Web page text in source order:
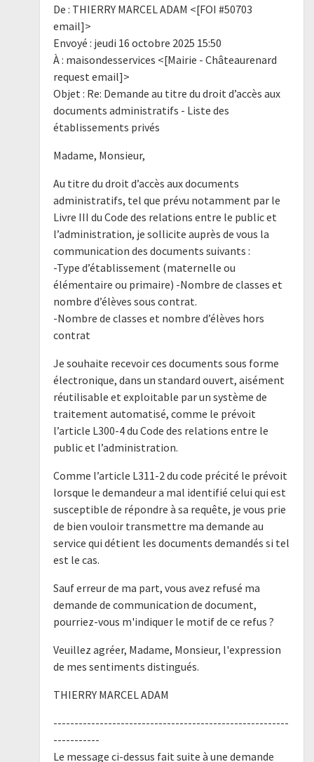
De : THIERRY MARCEL ADAM <[FOI #50703
email]>
Envoyé : jeudi 16 octobre 2025 15:50
À : maisondesservices <[Mairie - Châteaurenard
request email]>
Objet : Re: Demande au titre du droit d’accès aux
documents administratifs - Liste des
établissements privés
Madame, Monsieur,
Au titre du droit d’accès aux documents
administratifs, tel que prévu notamment par le
Livre III du Code des relations entre le public et
l’administration, je sollicite auprès de vous la
communication des documents suivants :
-Type d’établissement (maternelle ou
élémentaire ou primaire) -Nombre de classes et
nombre d’élèves sous contrat.
-Nombre de classes et nombre d’élèves hors
contrat
Je souhaite recevoir ces documents sous forme
électronique, dans un standard ouvert, aisément
réutilisable et exploitable par un système de
traitement automatisé, comme le prévoit
l’article L300-4 du Code des relations entre le
public et l’administration.
Comme l’article L311-2 du code précité le prévoit
lorsque le demandeur a mal identifié celui qui est
susceptible de répondre à sa requête, je vous prie
de bien vouloir transmettre ma demande au
service qui détient les documents demandés si tel
est le cas.
Sauf erreur de ma part, vous avez refusé ma
demande de communication de document,
pourriez-vous m'indiquer le motif de ce refus ?
Veuillez agréer, Madame, Monsieur, l'expression
de mes sentiments distingués.
THIERRY MARCEL ADAM
--------------------------------------------------------
-----------
Le message ci-dessus fait suite à une demande